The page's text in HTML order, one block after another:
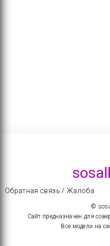
Обратная связь / Жалоба
©
Сайт предназначен для
Все модели на